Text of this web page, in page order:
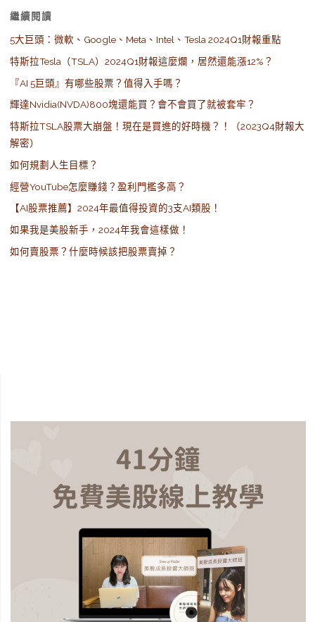
繼續閱讀
5大巨頭：微軟、Google、Meta、Intel、Tesla 2024Q1財報重點
特斯拉Tesla（TSLA）2024Q1財報這麼爛，居然還能漲12%？
『AI 5巨頭』有哪些股票？值得入手嗎？
輝達Nvidia(NVDA)800塊還能買？會不會買了就被套牢？
特斯拉TSLA股票大崩盤！現在是買進的好時機？！（2023Q4財報大
解密）
如何規劃人生目標？
經營YouTube怎麼賺錢？盈利門檻多高？
【AI股票推薦】2024年最值得投資的3支AI類股！
如果我是美股新手，2024年我會這樣做！
如何賣股票？什麼時候該把股票賣掉？